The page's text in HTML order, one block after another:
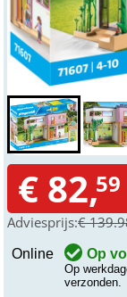
€ 82,59
Adviesprijs:€
Online Op
Op
verzonden.